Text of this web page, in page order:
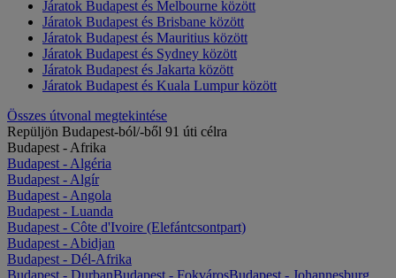
Járatok Budapest és Melbourne között
Járatok Budapest és Brisbane között
Járatok Budapest és Mauritius között
Járatok Budapest és Sydney között
Járatok Budapest és Jakarta között
Járatok Budapest és Kuala Lumpur között
Összes útvonal megtekintése
Repüljön Budapest-ból/-ből 91 úti célra
Budapest - Afrika
Budapest - Algéria
Budapest - Algír
Budapest - Angola
Budapest - Luanda
Budapest - Côte d'Ivoire (Elefántcsontpart)
Budapest - Abidjan
Budapest - Dél-Afrika
Budapest - DurbanBudapest - FokvárosBudapest - Johannesburg